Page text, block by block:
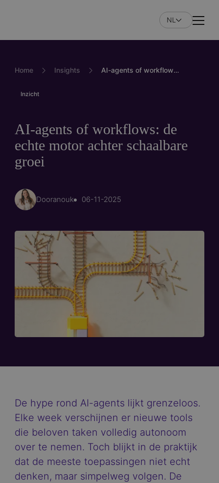
de
gaan
NL
Home Insights AI-agents of workflows: de echte motor achter schaalbare groei
Inzicht
AI-agents of workflows: de
echte motor achter schaalbare
groei
Dooranouk 06-11-2025
De hype rond AI-agents lijkt grenzeloos.
Elke week verschijnen er nieuwe tools
die beloven taken volledig autonoom
over te nemen. Toch blijkt in de praktijk
dat de meeste toepassingen niet echt
denken, maar simpelweg volgen. De